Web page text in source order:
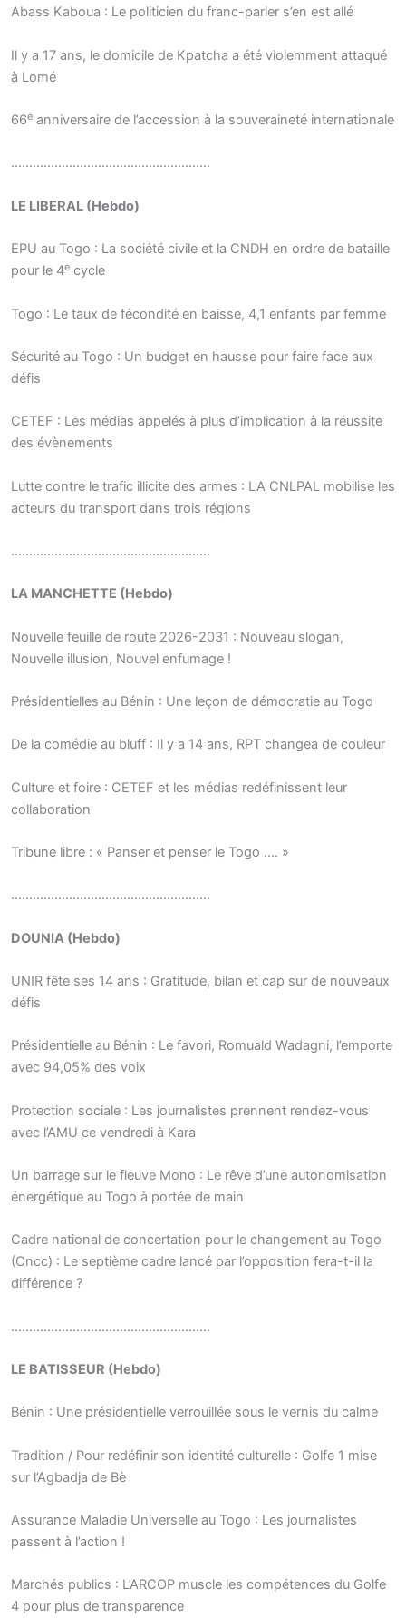
Abass Kaboua : Le politicien du franc-parler s’en est allé
Il y a 17 ans, le domicile de Kpatcha a été violemment attaqué
à Lomé
66e anniversaire de l’accession à la souveraineté internationale
……………………………………………….
LE LIBERAL (Hebdo)
EPU au Togo : La société civile et la CNDH en ordre de bataille
pour le 4e cycle
Togo : Le taux de fécondité en baisse, 4,1 enfants par femme
Sécurité au Togo : Un budget en hausse pour faire face aux
défis
CETEF : Les médias appelés à plus d’implication à la réussite
des évènements
Lutte contre le trafic illicite des armes : LA CNLPAL mobilise les
acteurs du transport dans trois régions
……………………………………………….
LA MANCHETTE (Hebdo)
Nouvelle feuille de route 2026-2031 : Nouveau slogan,
Nouvelle illusion, Nouvel enfumage !
Présidentielles au Bénin : Une leçon de démocratie au Togo
De la comédie au bluff : Il y a 14 ans, RPT changea de couleur
Culture et foire : CETEF et les médias redéfinissent leur
collaboration
Tribune libre : « Panser et penser le Togo …. »
……………………………………………….
DOUNIA (Hebdo)
UNIR fête ses 14 ans : Gratitude, bilan et cap sur de nouveaux
défis
Présidentielle au Bénin : Le favori, Romuald Wadagni, l’emporte
avec 94,05% des voix
Protection sociale : Les journalistes prennent rendez-vous
avec l’AMU ce vendredi à Kara
Un barrage sur le fleuve Mono : Le rêve d’une autonomisation
énergétique au Togo à portée de main
Cadre national de concertation pour le changement au Togo
(Cncc) : Le septième cadre lancé par l’opposition fera-t-il la
différence ?
……………………………………………….
LE BATISSEUR (Hebdo)
Bénin : Une présidentielle verrouillée sous le vernis du calme
Tradition / Pour redéfinir son identité culturelle : Golfe 1 mise
sur l’Agbadja de Bè
Assurance Maladie Universelle au Togo : Les journalistes
passent à l’action !
Marchés publics : L’ARCOP muscle les compétences du Golfe
4 pour plus de transparence